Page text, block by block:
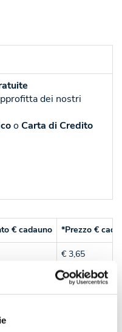
dei nostri
oCarta di Credito
€ cadauno *Prezzo €
€ 3,65
€ 3,52